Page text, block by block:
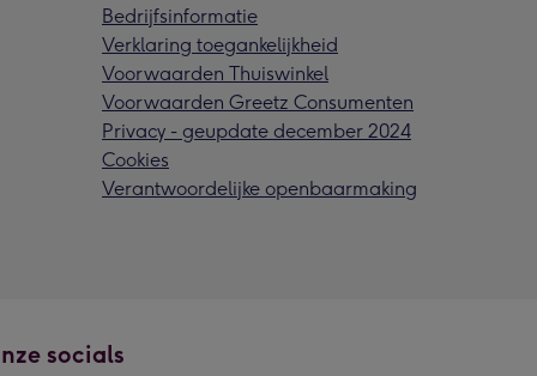
Bedrijfsinformatie
Verklaring toegankelijkheid
Voorwaarden Thuiswinkel
Voorwaarden Greetz Consumenten
Privacy - geupdate december 2024
Cookies
Verantwoordelijke openbaarmaking
socials